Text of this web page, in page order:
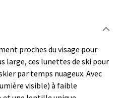
proches du visage pour
large, ces lunettes de ski pour
par temps nuageux. Avec
visible) à faible